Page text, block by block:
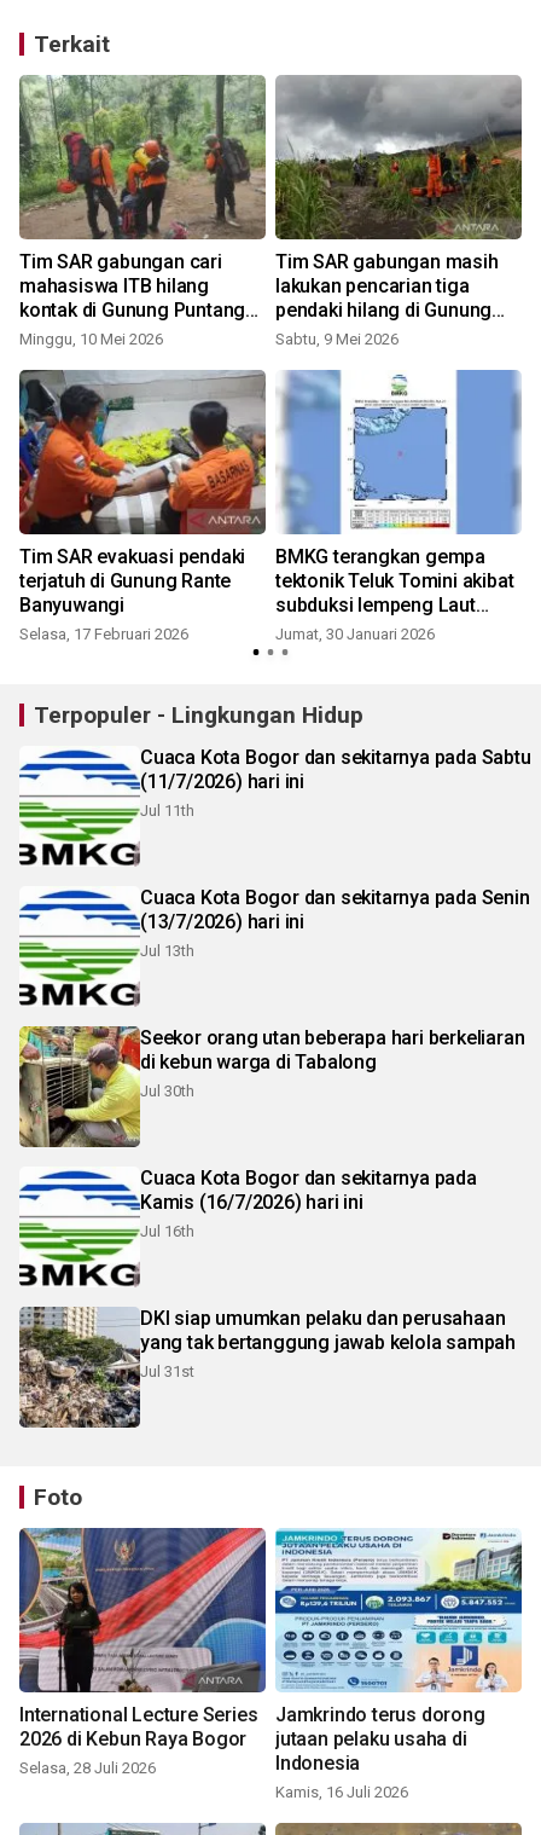
Terkait
Tim SAR gabungan cari
mahasiswa ITB hilang
kontak di Gunung Puntang
Bandung
Minggu, 10 Mei 2026
Tim SAR gabungan masih
lakukan pencarian tiga
pendaki hilang di Gunung
Dukono
Sabtu, 9 Mei 2026
Tim SAR evakuasi pendaki
terjatuh di Gunung Rante
Banyuwangi
Selasa, 17 Februari 2026
BMKG terangkan gempa
tektonik Teluk Tomini akibat
subduksi lempeng Laut
Maluku
Jumat, 30 Januari 2026
Terpopuler - Lingkungan Hidup
Cuaca Kota Bogor dan sekitarnya pada Sabtu
(11/7/2026) hari ini
Jul 11th
Cuaca Kota Bogor dan sekitarnya pada Senin
(13/7/2026) hari ini
Jul 13th
Seekor orang utan beberapa hari berkeliaran
di kebun warga di Tabalong
Jul 30th
Cuaca Kota Bogor dan sekitarnya pada
Kamis (16/7/2026) hari ini
Jul 16th
DKI siap umumkan pelaku dan perusahaan
yang tak bertanggung jawab kelola sampah
Jul 31st
Foto
International Lecture Series
2026 di Kebun Raya Bogor
Selasa, 28 Juli 2026
Jamkrindo terus dorong
jutaan pelaku usaha di
Indonesia
Kamis, 16 Juli 2026